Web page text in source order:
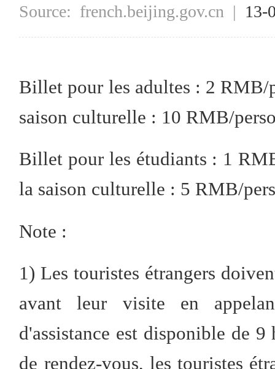
Source: french.beijing.gov.cn |
Billet pour les adultes : 2
saison culturelle : 10 RMB/
Billet pour les étudiants : 1
la saison culturelle : 5 RMB/
Note :
1) Les touristes étrangers
avant leur visite en
d'assistance est disponible de
de rendez-vous, les touristes